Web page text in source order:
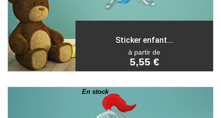
Sticker enfant...
à partir de
5,55 €
En stock